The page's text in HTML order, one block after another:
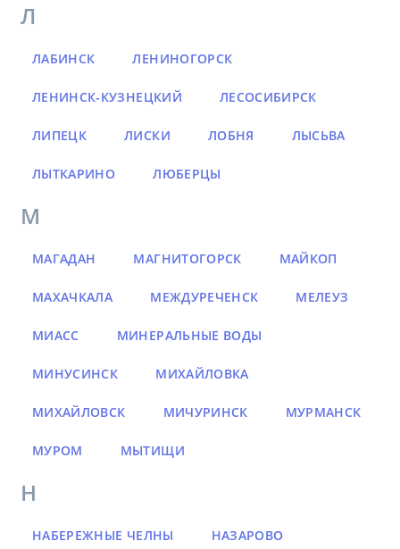
Л
ЛАБИНСК ЛЕНИНОГОРСК
ЛЕНИНСК-КУЗНЕЦКИЙ ЛЕСОСИБИРСК
ЛИПЕЦК ЛИСКИ ЛОБНЯ ЛЫСЬВА
ЛЫТКАРИНО ЛЮБЕРЦЫ
М
МАГАДАН МАГНИТОГОРСК МАЙКОП
МАХАЧКАЛА МЕЖДУРЕЧЕНСК МЕЛЕУЗ
МИАСС МИНЕРАЛЬНЫЕ ВОДЫ
МИНУСИНСК МИХАЙЛОВКА
МИХАЙЛОВСК МИЧУРИНСК МУРМАНСК
МУРОМ МЫТИЩИ
Н
НАБЕРЕЖНЫЕ ЧЕЛНЫ НАЗАРОВО